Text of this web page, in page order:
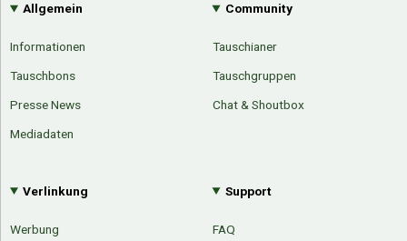
Allgemein
Informationen
Tauschbons
Presse News
Mediadaten
Community
Tauschianer
Tauschgruppen
Chat & Shoutbox
Verlinkung
Werbung
Support
FAQ